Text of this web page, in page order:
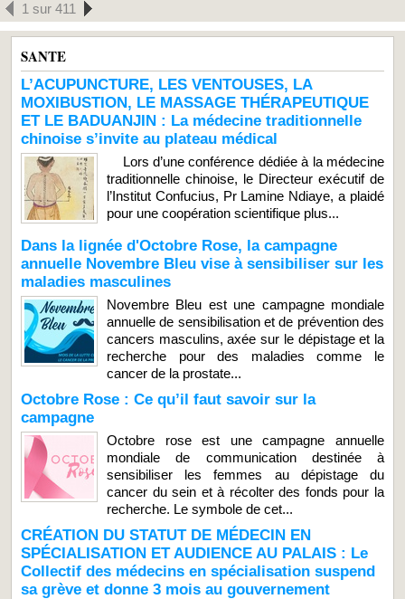
1 sur 411
SANTE
L’ACUPUNCTURE, LES VENTOUSES, LA
MOXIBUSTION, LE MASSAGE THÉRAPEUTIQUE
ET LE BADUANJIN : La médecine traditionnelle
chinoise s’invite au plateau médical
Lors d’une conférence dédiée à la médecine
traditionnelle chinoise, le Directeur exécutif de
l’Institut Confucius, Pr Lamine Ndiaye, a plaidé
pour une coopération scientifique plus...
Dans la lignée d'Octobre Rose, la campagne
annuelle Novembre Bleu vise à sensibiliser sur les
maladies masculines
Novembre Bleu est une campagne mondiale
annuelle de sensibilisation et de prévention des
cancers masculins, axée sur le dépistage et la
recherche pour des maladies comme le
cancer de la prostate...
Octobre Rose : Ce qu’il faut savoir sur la
campagne
Octobre rose est une campagne annuelle
mondiale de communication destinée à
sensibiliser les femmes au dépistage du
cancer du sein et à récolter des fonds pour la
recherche. Le symbole de cet...
CRÉATION DU STATUT DE MÉDECIN EN
SPÉCIALISATION ET AUDIENCE AU PALAIS : Le
Collectif des médecins en spécialisation suspend
sa grève et donne 3 mois au gouvernement